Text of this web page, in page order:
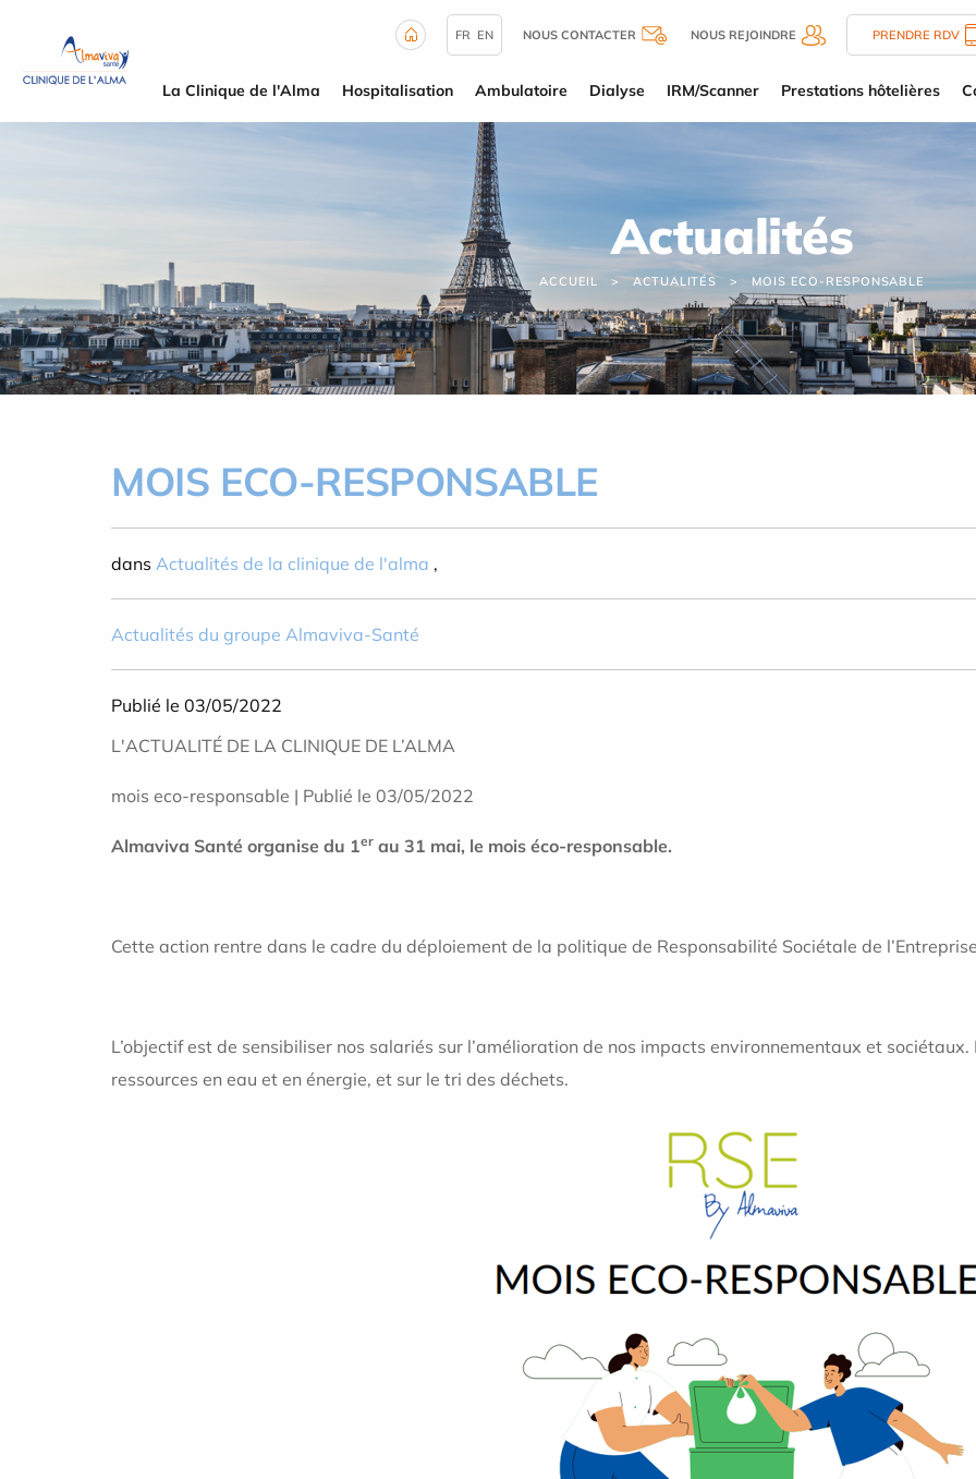
FR EN NOUS CONTACTER NOUS REJOINDRE PRENDRE RDV
La Clinique de l'Alma Hospitalisation Ambulatoire Dialyse IRM/Scanner Prestations hôtelières
Actualités
ACCUEIL ACTUALITÉS MOIS ECO-RESPONSABLE
MOIS ECO-RESPONSABLE
dans Actualités de la clinique de l'alma ,
Actualités du groupe Almaviva-Santé
Publié le 03/05/2022
L'ACTUALITÉ DE LA CLINIQUE DE L’ALMA
mois eco-responsable | Publié le 03/05/2022
Almaviva Santé organise du 1er au 31 mai, le mois éco-responsable.
Cette action rentre dans le cadre du déploiement de la politique de Responsabilité Sociétale de
L’objectif est de sensibiliser nos salariés sur l’amélioration de nos impacts environnementaux et
ressources en eau et en énergie, et sur le tri des déchets.